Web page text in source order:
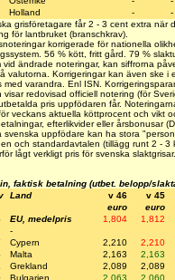
Holland -
-
grisföretagare får 2 - 3 cent extra när
för lantbruket (branschkrav).
korrigerade för nationella
56 % kött, fritt gård. 79 %
vid ändrade noteringar, kan siffrorna
valutorna. Korrigeringar kan även ske i
med varandra. Enl ISN.
visar redovisad officiell notering (för
pris uppfödaren får.
veckans aktuella köttprocent och vikt
efterlikvider eller årsbonusar
svenska uppfödare kan ha stora
och standardavtalen (tillägg runt 2 - 3
lågt verkligt pris för svenska
faktisk betalning (utbet. belopp/
Land v 46
v 45
euro
euro
EU, medelpris 1,804
1,812
-
Cypern 2,210
2,210
Malta 2,163
2,163
Grekland 2,089
2,089